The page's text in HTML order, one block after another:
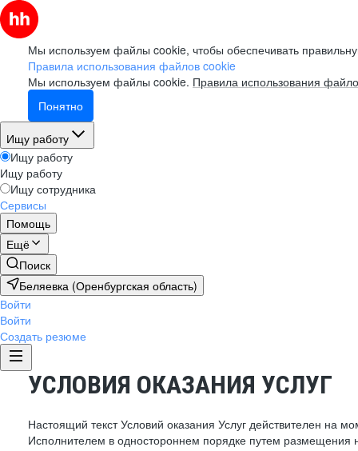
Мы используем файлы cookie, чтобы обеспечивать
Правила использования файлов cookie
Мы используем файлы cookie. Правила использования
Понятно
Ищу работу
Ищу работу
Ищу работу
Ищу сотрудника
Сервисы
Помощь
Ещё
Поиск
Беляевка (Оренбургская область)
Войти
Войти
Создать резюме
УСЛОВИЯ ОКАЗАНИЯ УСЛУГ
Настоящий текст Условий оказания Услуг действителен на
Исполнителем в одностороннем порядке путем размещения